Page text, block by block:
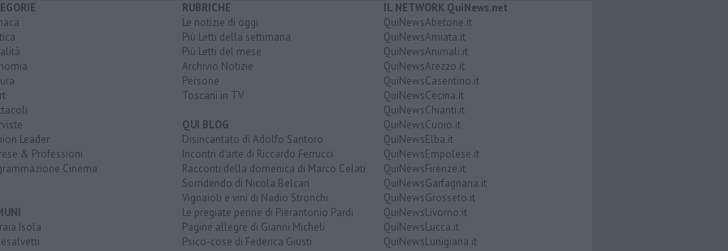
Leader
& Professioni
Cinema
Isola
RUBRICHE
Le notizie di oggi
Più Letti della settimana
Più Letti del mese
Archivio Notizie
Persone
Toscani in TV
QUI BLOG
Disincantato di Adolfo Santoro
Incontri d'arte di Riccardo Ferrucci
Racconti della domenica di Marco Celati
Sorridendo di Nicola Belcari
Vignaioli e vini di Nadio Stronchi
Le pregiate penne di Pierantonio Pardi
Pagine allegre di Gianni Micheli
Psico-cose di Federica Giusti
IL NETWORK QuiNews.net
QuiNewsAbetone.it
QuiNewsAmiata.it
QuiNewsAnimali.it
QuiNewsArezzo.it
QuiNewsCasentino.it
QuiNewsCecina.it
QuiNewsChianti.it
QuiNewsCuoio.it
QuiNewsElba.it
QuiNewsEmpolese.it
QuiNewsFirenze.it
QuiNewsGarfagnana.it
QuiNewsGrosseto.it
QuiNewsLivorno.it
QuiNewsLucca.it
QuiNewsLunigiana.it